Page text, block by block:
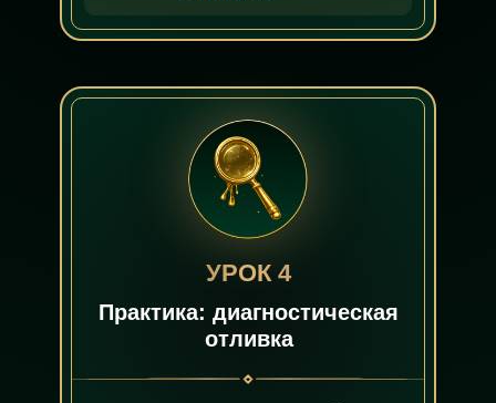
УРОК 4
Практика: диагностическая
отливка